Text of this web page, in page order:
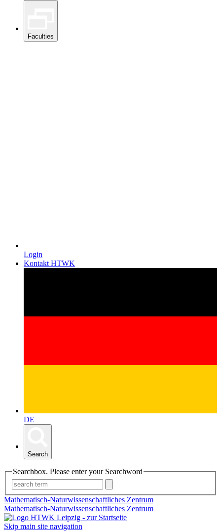
Faculties
Login
Kontakt HTWK
DE
Search
Searchbox. Please enter your Searchword
Mathematisch-Naturwissenschaftliches Zentrum
Mathematisch-Naturwissenschaftliches Zentrum
Skip main site navigation